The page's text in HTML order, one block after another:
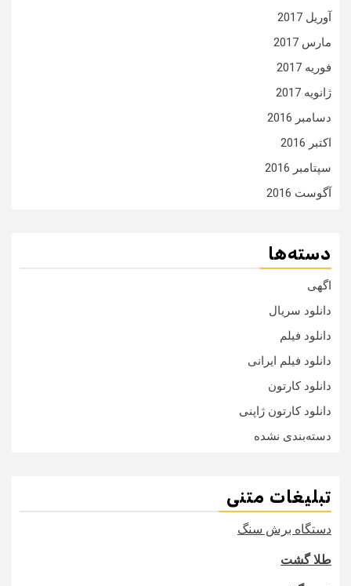
آوریل 2017
مارس 2017
فوریه 2017
ژانویه 2017
دسامبر 2016
اکتبر 2016
سپتامبر 2016
آگوست 2016
دسته‌ها
اگهی
دانلود سریال
دانلود فیلم
دانلود فیلم ایرانی
دانلود کارتون
دانلود کارتون ژاپنی
دسته‌بندی نشده
تبلیغات متنی
دستگاه برش سنگ
طلا گشت